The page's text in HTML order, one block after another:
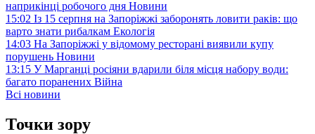
наприкінці робочого дня Новини
15:02 Із 15 серпня на Запоріжжі заборонять ловити раків: що
варто знати рибалкам Екологія
14:03 На Запоріжжі у відомому ресторані виявили купу
порушень Новини
13:15 У Марганці росіяни вдарили біля місця набору води:
багато поранених Війна
Всі новини
Точки зору